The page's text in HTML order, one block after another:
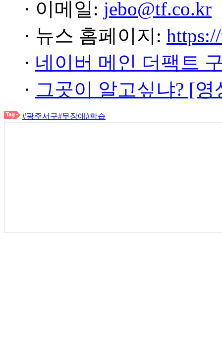
· 이메일: jebo@tf.co.kr
· 뉴스 홈페이지:
· 네이버 메인 더팩트
· 그곳이 알고싶냐? [
#광주서구#무장애#학습